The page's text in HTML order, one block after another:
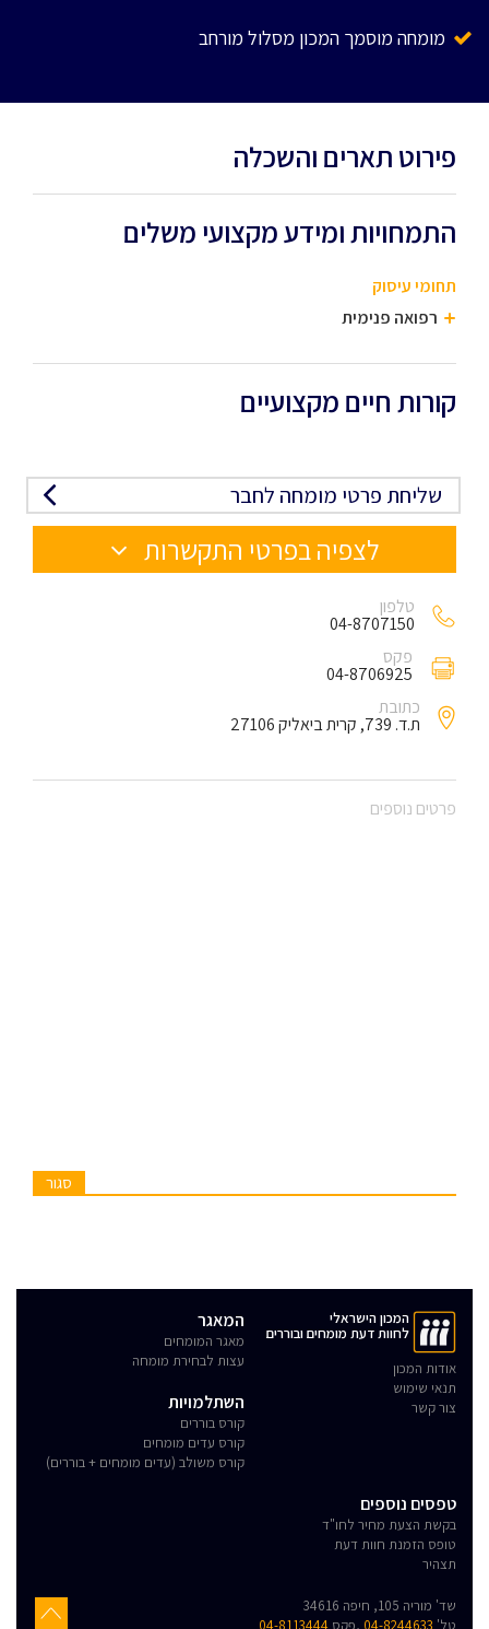
מומחה מוסמך המכון מסלול מורחב
פירוט תארים והשכלה
התמחויות ומידע מקצועי משלים
תחומי עיסוק
רפואה פנימית
קורות חיים מקצועיים
שליחת פרטי מומחה לחבר
לצפיה בפרטי התקשרות
טלפון
04-8707150
פקס
04-8706925
כתובת
ת.ד. 739, קרית ביאליק 27106
פרטים נוספים
סגור
המכון הישראלי
לחוות דעת מומחים ובוררים
אודות המכון
תנאי שימוש
צור קשר
המאגר
מאגר המומחים
עצות לבחירת מומחה
השתלמויות
קורס בוררים
קורס עדים מומחים
קורס משולב (עדים מומחים + בוררים)
טפסים נוספים
בקשת הצעת מחיר לחו"ד
טופס הזמנת חוות דעת
תצהיר
שד' מוריה 105, חיפה 34616
טל' 04-8244633 ,פקס 04-8113444